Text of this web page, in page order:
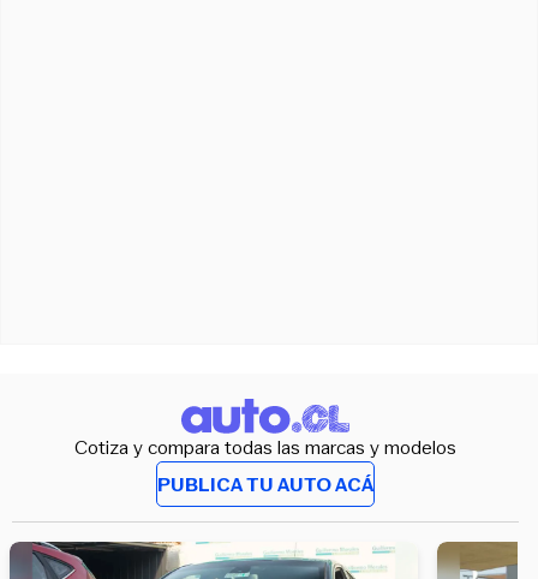
Cotiza y compara todas las marcas y modelos
PUBLICA TU AUTO ACÁ